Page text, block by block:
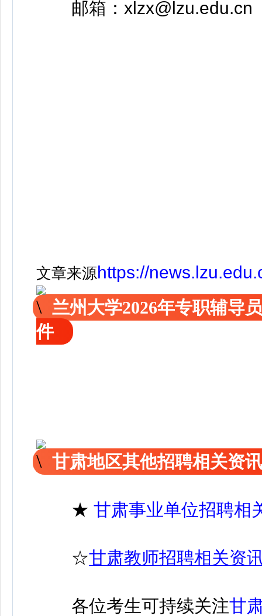
邮箱：xlzx@lzu.edu.cn
文章来源https://
兰州大学2026年专职辅导
件
甘肃地区其他招聘相关资
★ 甘肃事业单位招聘相
☆甘肃教师招聘相关资
各位考生可持续关注甘